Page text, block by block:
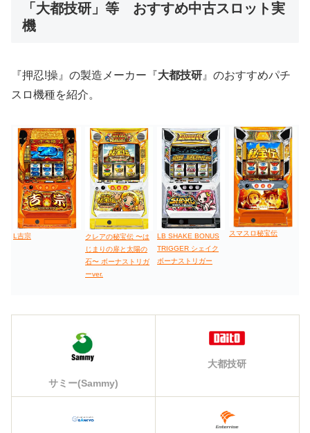
値下げ台
「大都技研」等 おすすめ中古スロット実
機
『押忍!操』の製造メーカー『大都技研 』のおすすめパチ
スロ機種を紹介。
L吉宗
クレアの秘宝伝 〜は
じまりの扉と太陽の
石〜 ボーナストリガ
ーver.
LB SHAKE BONUS
TRIGGER シェイク
ボーナストリガー
スマスロ秘宝伝
サミー(Sammy)
大都技研